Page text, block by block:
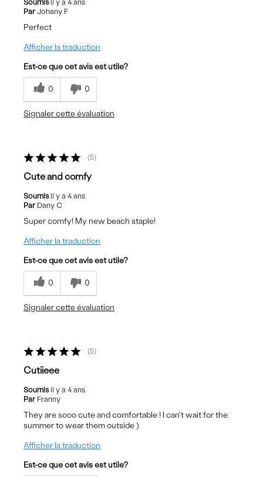
Soumisil y a 4 ans
Par Johany F
Perfect
Afficher la traduction
Est-ce que cet avis est utile?
0 0
Signaler cette évaluation
5
Cute and comfy
Soumisil y a 4 ans
Par Dany C
Super comfy! My new beach staple!
Afficher la traduction
Est-ce que cet avis est utile?
0 0
Signaler cette évaluation
5
Cutiieee
Soumisil y a 4 ans
Par Franny
They are sooo cute and comfortable ! I can't wait for the
summer to wear them outside )
Afficher la traduction
Est-ce que cet avis est utile?